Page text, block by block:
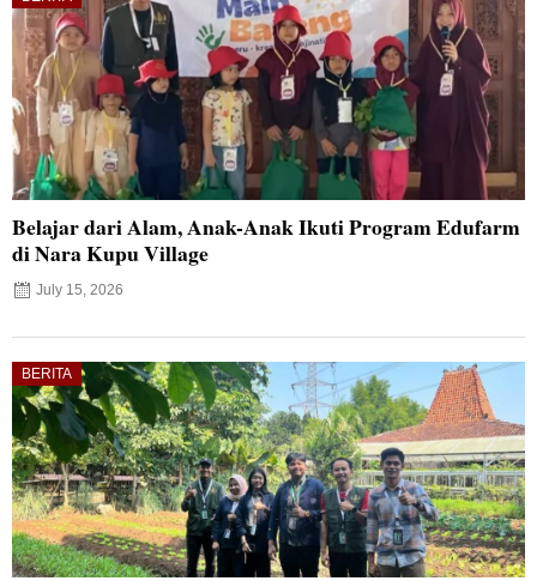
Belajar dari Alam, Anak-Anak Ikuti Program Edufarm
di Nara Kupu Village
July 15, 2026
BERITA